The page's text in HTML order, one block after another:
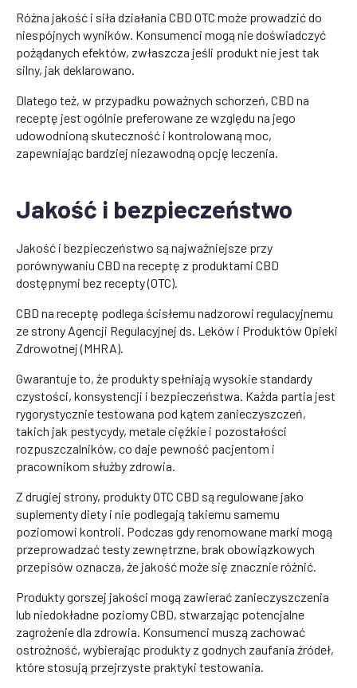
Różna jakość i siła działania CBD OTC może prowadzić do
niespójnych wyników. Konsumenci mogą nie doświadczyć
pożądanych efektów, zwłaszcza jeśli produkt nie jest tak
silny, jak deklarowano.
Dlatego też, w przypadku poważnych schorzeń, CBD na
receptę jest ogólnie preferowane ze względu na jego
udowodnioną skuteczność i kontrolowaną moc,
zapewniając bardziej niezawodną opcję leczenia.
Jakość i bezpieczeństwo
Jakość i bezpieczeństwo są najważniejsze przy
porównywaniu CBD na receptę z produktami CBD
dostępnymi bez recepty (OTC).
CBD na receptę podlega ścisłemu nadzorowi regulacyjnemu
ze strony Agencji Regulacyjnej ds. Leków i Produktów Opieki
Zdrowotnej (MHRA).
Gwarantuje to, że produkty spełniają wysokie standardy
czystości, konsystencji i bezpieczeństwa. Każda partia jest
rygorystycznie testowana pod kątem zanieczyszczeń,
takich jak pestycydy, metale ciężkie i pozostałości
rozpuszczalników, co daje pewność pacjentom i
pracownikom służby zdrowia.
Z drugiej strony, produkty OTC CBD są regulowane jako
suplementy diety i nie podlegają takiemu samemu
poziomowi kontroli. Podczas gdy renomowane marki mogą
przeprowadzać testy zewnętrzne, brak obowiązkowych
przepisów oznacza, że jakość może się znacznie różnić.
Produkty gorszej jakości mogą zawierać zanieczyszczenia
lub niedokładne poziomy CBD, stwarzając potencjalne
zagrożenie dla zdrowia. Konsumenci muszą zachować
ostrożność, wybierając produkty z godnych zaufania źródeł,
które stosują przejrzyste praktyki testowania.